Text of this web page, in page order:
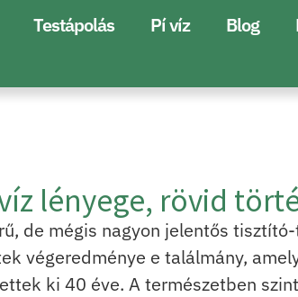
Testápolás Pí víz Blog
lényege, rövid
de mégis nagyon jelentős
végeredménye e találmány,
ki 40 éve. A természetben